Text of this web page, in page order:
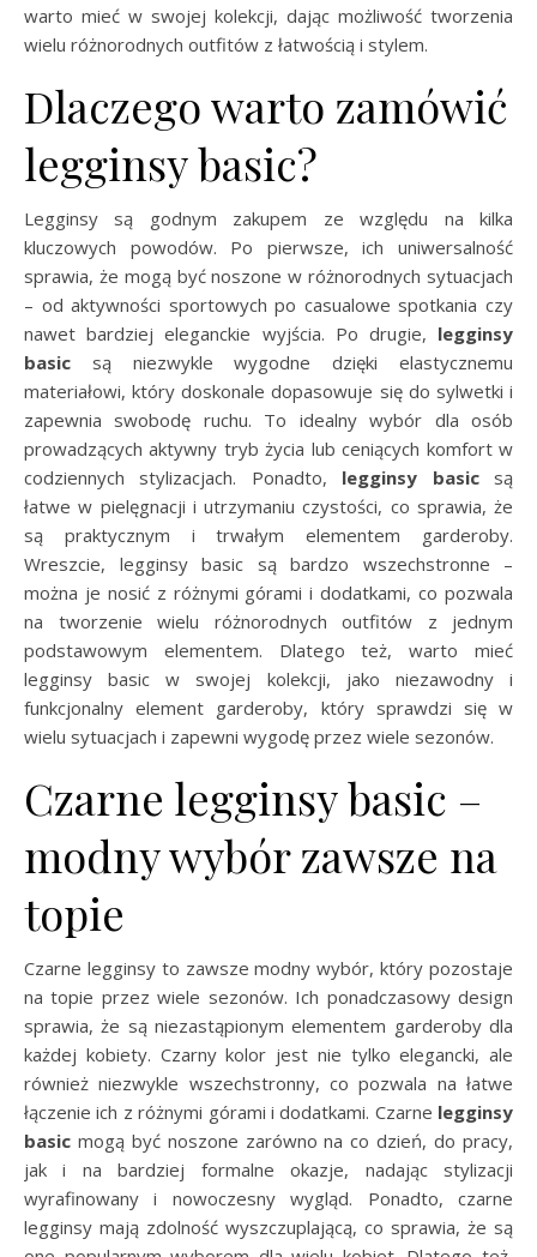
warto mieć w swojej kolekcji, dając możliwość tworzenia
wielu różnorodnych outfitów z łatwością i stylem.
Dlaczego warto zamówić
legginsy basic?
Legginsy są godnym zakupem ze względu na kilka
kluczowych powodów. Po pierwsze, ich uniwersalność
sprawia, że mogą być noszone w różnorodnych sytuacjach
– od aktywności sportowych po casualowe spotkania czy
nawet bardziej eleganckie wyjścia. Po drugie, legginsy
basic są niezwykle wygodne dzięki elastycznemu
materiałowi, który doskonale dopasowuje się do sylwetki i
zapewnia swobodę ruchu. To idealny wybór dla osób
prowadzących aktywny tryb życia lub ceniących komfort w
codziennych stylizacjach. Ponadto, legginsy basicsą
łatwe w pielęgnacji i utrzymaniu czystości, co sprawia, że
są praktycznym i trwałym elementem garderoby.
Wreszcie, legginsy basic są bardzo wszechstronne –
można je nosić z różnymi górami i dodatkami, co pozwala
na tworzenie wielu różnorodnych outfitów z jednym
podstawowym elementem. Dlatego też, warto mieć
legginsy basic w swojej kolekcji, jako niezawodny i
funkcjonalny element garderoby, który sprawdzi się w
wielu sytuacjach i zapewni wygodę przez wiele sezonów.
Czarne legginsy basic –
modny wybór zawsze na
topie
Czarne legginsy to zawsze modny wybór, który pozostaje
na topie przez wiele sezonów. Ich ponadczasowy design
sprawia, że są niezastąpionym elementem garderoby dla
każdej kobiety. Czarny kolor jest nie tylko elegancki, ale
również niezwykle wszechstronny, co pozwala na łatwe
łączenie ich z różnymi górami i dodatkami. Czarne legginsy
basic mogą być noszone zarówno na co dzień, do pracy,
jak i na bardziej formalne okazje, nadając stylizacji
wyrafinowany i nowoczesny wygląd. Ponadto, czarne
legginsy mają zdolność wyszczuplającą, co sprawia, że są